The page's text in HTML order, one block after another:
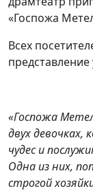
«Госпожа
Всех
«Госпожа
двух
чудес и
Одна из них,
строгой